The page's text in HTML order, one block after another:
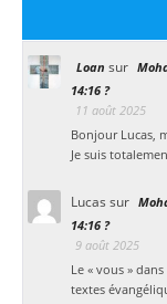
Loan sur
14:16 ?
11 août 2025
Bonjour Lucas,
Je suis
Lucas sur
14:16 ?
9 août 2025
Le « vous »
textes